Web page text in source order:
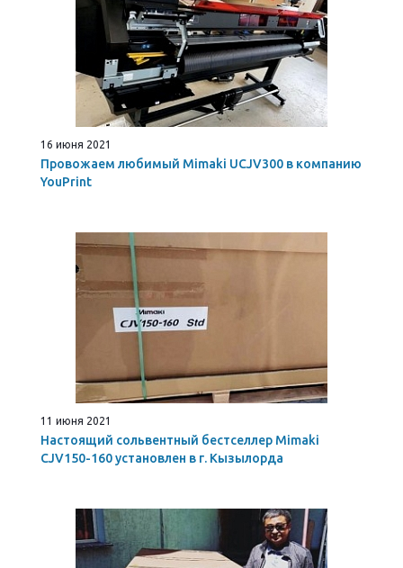
16 июня 2021
Провожаем любимый Mimaki UCJV300 в компанию
YouPrint
11 июня 2021
Настоящий сольвентный бестселлер Mimaki
CJV150-160 установлен в г. Кызылорда